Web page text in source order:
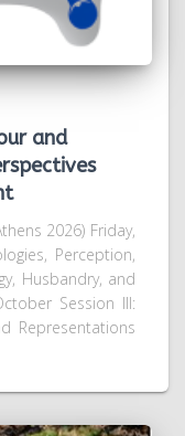
and
2026) Friday,
Perception,
Husbandry, and
Session III:
Representations